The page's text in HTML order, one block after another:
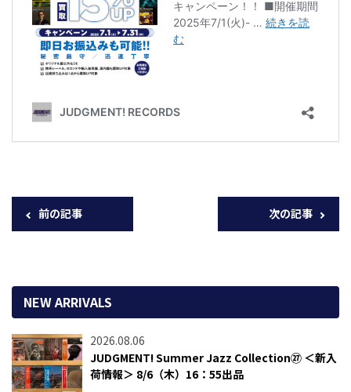
前の記事 次の記事
NEW ARRIVALS
2026.08.06
JUDGMENT! Summer Jazz Collection㉗ ＜新入
荷情報＞ 8/6（木）16：55出品